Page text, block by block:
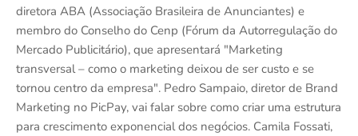
diretora ABA (Associação Brasileira de Anunciantes) e
membro do Conselho do Cenp (Fórum da Autorregulação do
Mercado Publicitário), que apresentará "Marketing
transversal – como o marketing deixou de ser custo e se
tornou centro da empresa". Pedro Sampaio, diretor de Brand
Marketing no PicPay, vai falar sobre como criar uma estrutura
para crescimento exponencial dos negócios. Camila Fossati,